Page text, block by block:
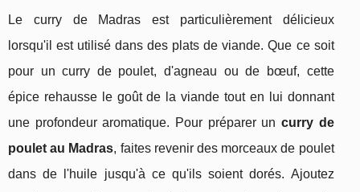
Le curry de Madras est particulièrement délicieux
lorsqu'il est utilisé dans des plats de viande. Que ce soit
pour un curry de poulet, d'agneau ou de bœuf, cette
épice rehausse le goût de la viande tout en lui donnant
une profondeur aromatique. Pour préparer un curry de
poulet au Madras, faites revenir des morceaux de poulet
dans de l'huile jusqu'à ce qu'ils soient dorés. Ajoutez